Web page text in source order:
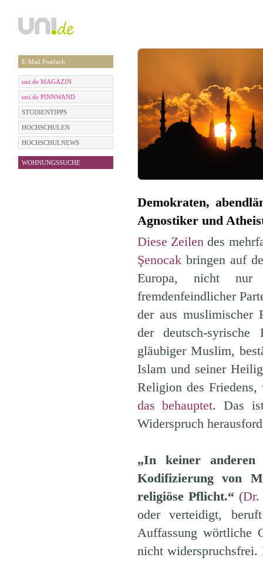
E-Mail Postfach
uni.de MAGAZIN
uni.de PINNWAND
STUDIENTIPPS
HOCHSCHULEN
HOCHSCHULNEWS
WOHNUNGSSUCHE
Demokraten,
Agnostiker und
Diese Zeilendes
Şenocakbringen auf
Europa, nicht nur
fremdenfeindlicher
der aus muslimischer
der deutsch-
gläubiger Muslim,
Islam und seiner
Religion des
das behauptet. Das
Widerspruch
„In keiner
Kodifizierung von
religiöse Pflicht.“(Dr.
oder verteidigt,
Auffassung wörtliche
nicht